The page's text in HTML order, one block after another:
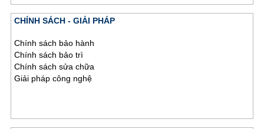
CHÍNH SÁCH - GIẢI PHÁP
Chính sách bảo hành
Chính sách bảo trì
Chính sách sửa chữa
Giải pháp công nghệ